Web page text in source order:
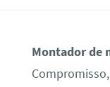
Montador de